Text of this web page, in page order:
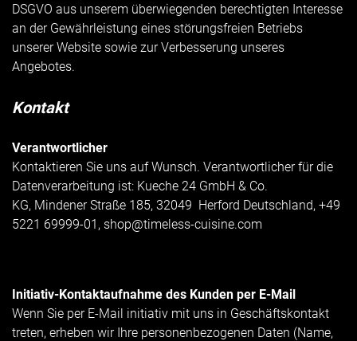
DSGVO aus unserem überwiegenden berechtigten Interesse
an der Gewährleistung eines störungsfreien Betriebs
unserer Website sowie zur Verbesserung unseres
Angebotes.
Kontakt
Verantwortlicher
Kontaktieren Sie uns auf Wunsch. Verantwortlicher für die
Datenverarbeitung ist: Kueche 24 GmbH & Co.
KG, Mindener Straße 185, 32049 Herford Deutschland, +49
5221 69999-01, shop@timeless-cuisine.com
Initiativ-Kontaktaufnahme des Kunden per E-Mail
Wenn Sie per E-Mail initiativ mit uns in Geschäftskontakt
treten, erheben wir Ihre personenbezogenen Daten (Name,